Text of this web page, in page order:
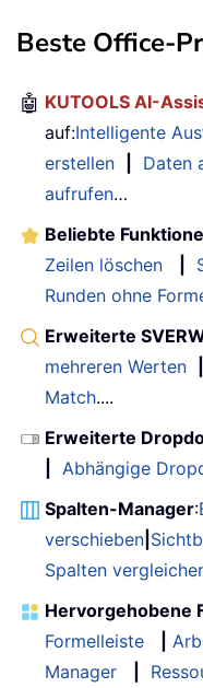
Beste Office-
🤖 KUTOOLS AI-
auf:Intelligente
erstellen
Daten
aufrufen…
Beliebte
Zeilen löschen
Runden ohne
Erweiterte
mehreren Werten
Match....
Erweiterte
Abhängige
Spalten-Manager:
verschieben
Spalten
Hervorgehobene
Formelleiste
Manager